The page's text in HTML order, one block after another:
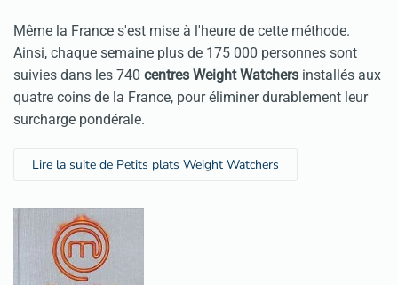
Même la France s'est mise à l'heure de cette méthode.
Ainsi, chaque semaine plus de 175 000 personnes sont
suivies dans les 740 centres Weight Watchers installés aux
quatre coins de la France, pour éliminer durablement leur
surcharge pondérale.
Lire la suite de Petits plats Weight Watchers